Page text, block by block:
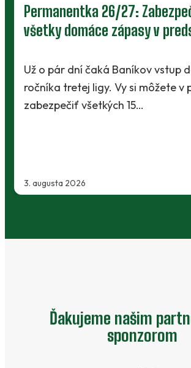
Prievidza postúpila do 2.
V Kanianke rozhodol z
2. augusta 2026
Baníci vstúpili do ostrej
Slovnaft Cupu, keď
Ďakujeme našim
sponzorom